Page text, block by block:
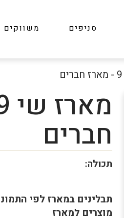
סניפים משווקים
חברים
תכולה:
תבלינים במארז לפי
מוצרים למארז